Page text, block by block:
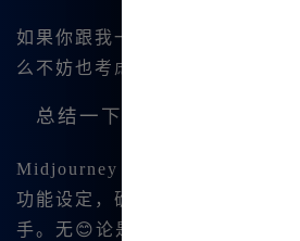
如果你跟我一样，想要更多机会
么不妨也考虑加入 Midjourney
总结一下
Midjourney 中文绘画以其友好
功能设定，确🔥实成为了我创作
手。无😊论是新手还是经验丰富